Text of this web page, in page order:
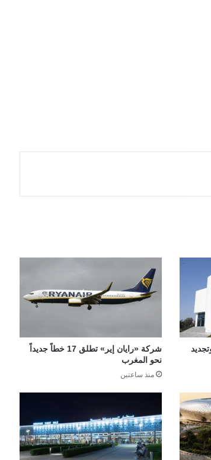
شركة «رايان إير» تطلق 17 خطاً جديداً
نحو المغرب
منذ ساعتين